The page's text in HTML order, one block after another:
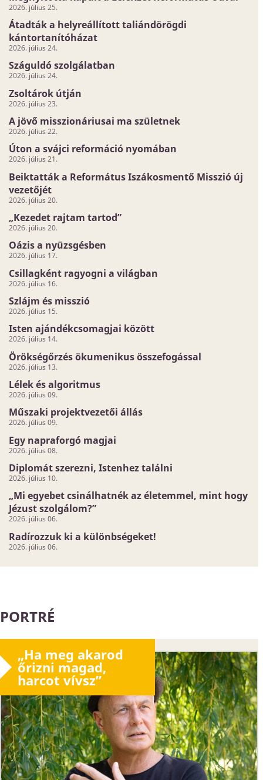
2026. július 25.
Átadták a helyreállított taliándörögdi
kántortanítóházat
2026. július 24.
Száguldó szolgálatban
2026. július 24.
Zsoltárok útján
2026. július 23.
A jövő misszionáriusai ma születnek
2026. július 22.
Úton a svájci reformáció nyomában
2026. július 21.
Beiktatták a Református Iszákosmentő Misszió új
vezetőjét
2026. július 20.
„Kezedet rajtam tartod”
2026. július 20.
Oázis a nyüzsgésben
2026. július 17.
Csillagként ragyogni a világban
2026. július 16.
Szlájm és misszió
2026. július 15.
Isten ajándékcsomagjai között
2026. július 14.
Örökségőrzés ökumenikus összefogással
2026. július 13.
Lélek és algoritmus
2026. július 09.
Műszaki projektvezetői állás
2026. július 09.
Egy napraforgó magjai
2026. július 08.
Diplomát szerezni, Istenhez találni
2026. július 10.
„Mi egyebet csinálhatnék az életemmel, mint hogy
Jézust szolgálom?”
2026. július 06.
Radírozzuk ki a különbségeket!
2026. július 06.
PORTRÉ
„Ha meg akarod
őrizni magad,
harcot vívsz”